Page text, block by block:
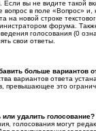
Если вы не видите такой
вопрос в поле «Вопрос»
на новой строке
форума.
голосования (0
свои ответы.
больше вариантов
вариантов ответа
превышающее это
или удалить голосование?
голосования могут